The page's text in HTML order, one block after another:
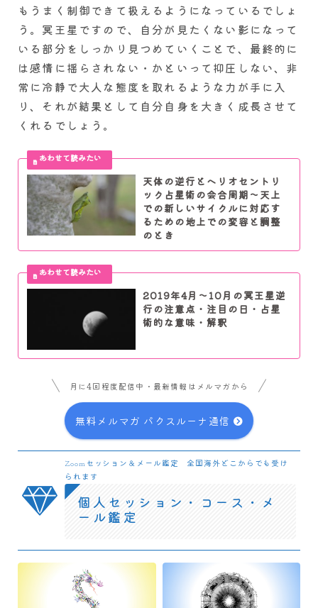
もうまく制御できて扱えるようになっているでしょ
う。冥王星ですので、自分が見たくない影になって
いる部分をしっかり見つめていくことで、最終的に
は感情に揺らされない・かといって抑圧しない、非
常に冷静で大人な態度を取れるような力が手に入
り、それが結果として自分自身を大きく成長させて
くれるでしょう。
天体の逆行とヘリオセントリ
ック占星術の会合周期～天上
での新しいサイクルに対応す
るための地上での変容と調整
のとき
2019年4月～10月の冥王星逆
行の注意点・注目の日・占星
術的な意味・解釈
月に4回程度配信中・最新情報はメルマガから
無料メルマガ パクスルーナ通信
Zoomセッション＆メール鑑定 全国海外どこからでも受け
られます
個人セッション・コース・メ
ール鑑定